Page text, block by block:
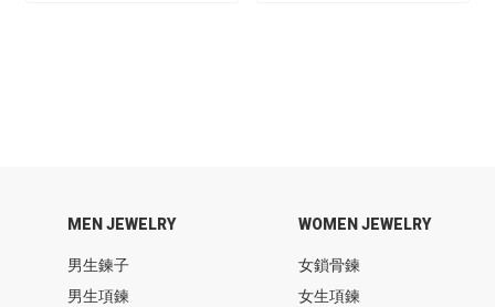
MEN JEWELRY
男生鍊子
男生項鍊
WOMEN JEWELRY
女鎖骨鍊
女生項鍊